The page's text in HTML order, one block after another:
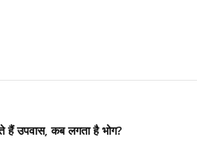
हैं उपवास, कब लगता है भोग?